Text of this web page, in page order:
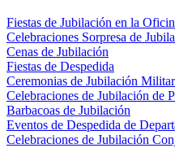
Fiestas de Jubilación en la
Celebraciones Sorpresa de
Cenas de Jubilación
Fiestas de Despedida
Ceremonias de Jubilación Militar
Celebraciones de Jubilación de
Barbacoas de Jubilación
Eventos de Despedida de
Celebraciones de Jubilación